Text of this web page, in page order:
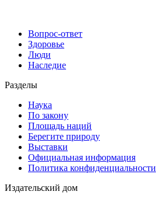
Вопрос-ответ
Здоровье
Люди
Наследие
Разделы
Наука
По закону
Площадь наций
Берегите природу
Выставки
Официальная информация
Политика конфиденциальности
Издательский дом